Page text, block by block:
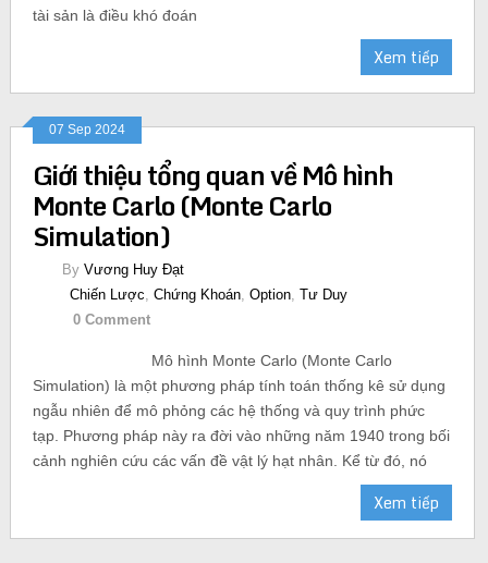
tài sản là điều khó đoán
Xem tiếp
07 Sep 2024
Giới thiệu tổng quan về Mô hình
Monte Carlo (Monte Carlo
Simulation)
By Vương Huy Đạt
Chiến Lược Chứng Khoán, Option, Tư Duy
0 Comment
Mô hình Monte Carlo (Monte Carlo
Simulation) là một phương pháp tính toán thống kê sử dụng
ngẫu nhiên để mô phỏng các hệ thống và quy trình phức
tạp. Phương pháp này ra đời vào những năm 1940 trong bối
cảnh nghiên cứu các vấn đề vật lý hạt nhân. Kể từ đó, nó
Xem tiếp